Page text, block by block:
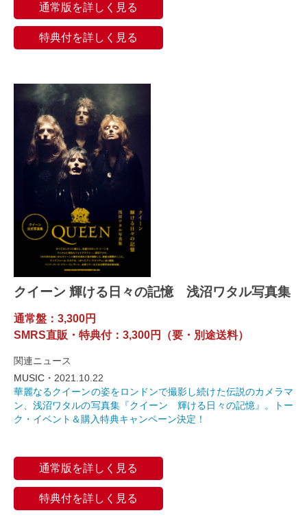
通常版を詳しく見る
特典付を詳しく見る
クイーン 輝ける日々の記憶 浅沼ワタル写真集
通常盤：3,300円
SMRS直販・特典付：3,300円（要・別途送料）
関連ニュース
MUSIC・ 2021.10.22
華麗なるクイーンの姿をロンドンで撮影し続けた伝説のカメラマ
ン、浅沼ワタルの写真集『クイーン 輝ける日々の記憶』。トー
ク・イベント＆購入特典キャンペーン決定！
通常版を詳しく見る
特典付を詳しく見る